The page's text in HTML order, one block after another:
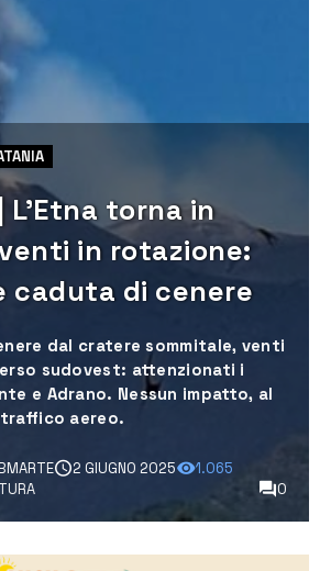
L’Etna torna in
in rotazione:
caduta di cenere
dal cratere sommitale, venti
sudovest: attenzionati i
e Adrano. Nessun impatto, al
aereo.
2 GIUGNO 2025
1.065
0